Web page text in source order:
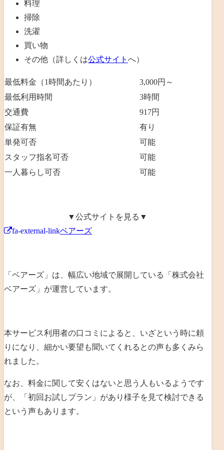
料理
掃除
洗濯
買い物
その他（詳しくは公式サイト へ）
最低料金（1時間あたり）
3,000円～
最低利用時間
3時間
交通費
917円
保証有無
有り
単発可否
可能
スタッフ指名可否
可能
一人暮らし可否
可能
▼公式サイトを見る▼
fa-external-linkベアーズ
「ベアーズ」は、幅広い地域で展開している「 株式会社
ベアーズ 」が運営しています。
本サービス利用者の口コミによると、いざという時に頼
りになり、細かい要望も聞いてくれるとの声も多くみら
れました。
なお、料金に関して安くはないと思う人もいるようです
が、「初回お試しプラン」があり様子を見て検討できる
という声もあります。